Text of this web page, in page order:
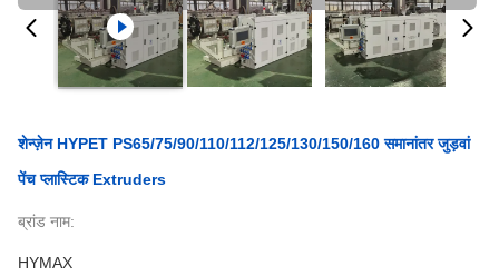
शेन्ज़ेन HYPET PS65/75/90/110/112/125/130/150/160 समानांतर जुड़वां
पेंच प्लास्टिक Extruders
ब्रांड नाम:
HYMAX